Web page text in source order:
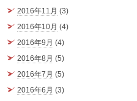
2016年11月 (3)
2016年10月 (4)
2016年9月 (4)
2016年8月 (5)
2016年7月 (5)
2016年6月 (3)